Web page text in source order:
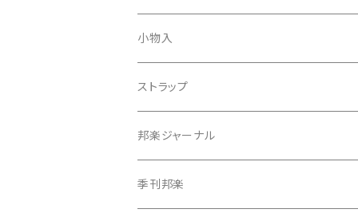
天神巾着
指すり
つぼシール
撥皮・撥皮のり
小物入
ストラップ
邦楽ジャーナル
季刊邦楽